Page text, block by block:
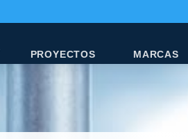
PROYECTOS MARCAS